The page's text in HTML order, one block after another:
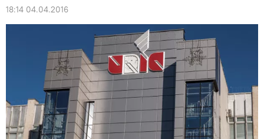
18:14 04.04.2016